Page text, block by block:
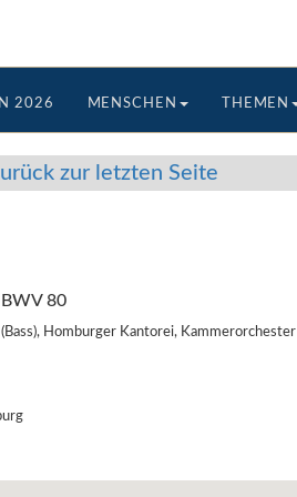
2026 MENSCHEN THEMEN
zur letzten Seite
80
Homburger Kantorei, Kammerorchester